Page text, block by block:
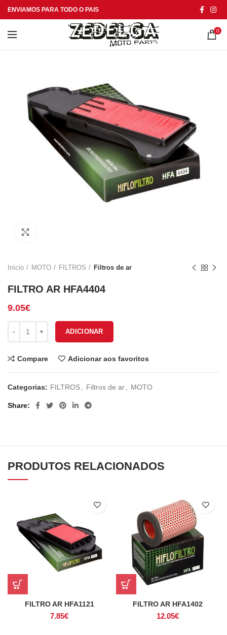
ENVIAMOS PARA TODO O PAIS
0
Início MOTO FILTROS Filtros de ar
FILTRO AR HFA4404
9.05€
ADICIONAR
Compare Adicionar aos favoritos
Categorias: FILTROS Filtros de ar MOTO
Share
PRODUTOS RELACIONADOS
FILTRO AR HFA1121
7.85€
FILTRO AR HFA1402
12.05€